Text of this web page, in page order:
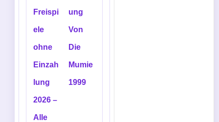
Freispi
ele
ohne
Einzah
lung
2026 –
Alle
ung
Von
Die
Mumie
1999